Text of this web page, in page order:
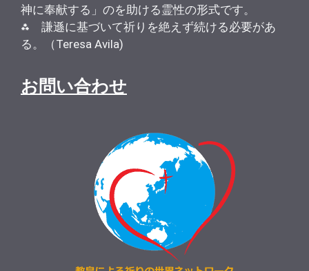
神に奉献する」のを助ける霊性の形式です。
⁂ 謙遜に基づいて祈りを絶えず続ける必要があ
る。（Teresa Avila)
お問い合わせ